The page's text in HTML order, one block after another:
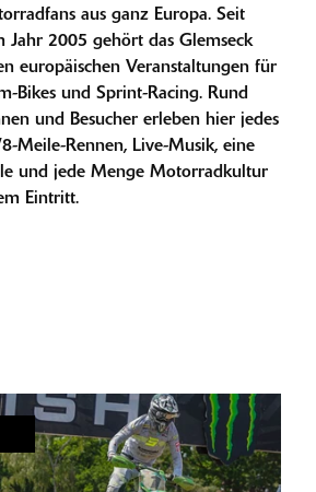
aus ganz Europa. Seit
Jahr 2005 gehört das Glemseck
europäischen Veranstaltungen für
Bikes und Sprint-Racing. Rund
und Besucher erleben hier jedes
Meile-Rennen, Live-Musik, eine
und jede Menge Motorradkultur
Eintritt.